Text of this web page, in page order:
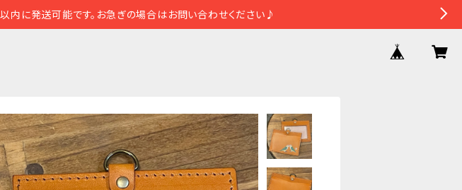
内に発送可能です。お急ぎの場合はお問い合わせください♪